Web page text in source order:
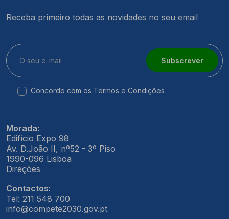
Receba primeiro todas as novidades no seu email
Subscrever
Concordo com os Termos e Condições
Morada:
Edifício Expo 98
Av. D.João II, nº52 - 3º Piso
1990-096 Lisboa
Direções
Contactos:
Tel: 211 548 700
info@compete2030.gov.pt